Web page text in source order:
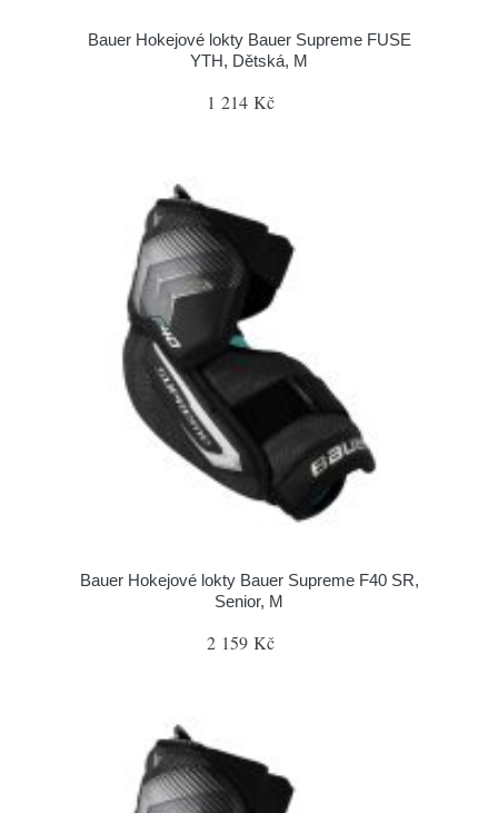
Bauer Hokejové lokty Bauer Supreme FUSE
YTH, Dětská, M
1 214 Kč
Bauer Hokejové lokty Bauer Supreme F40 SR,
Senior, M
2 159 Kč